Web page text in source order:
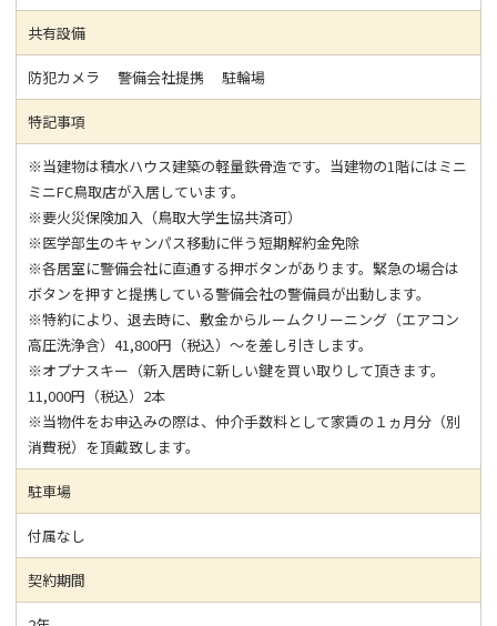
共有設備
防犯カメラ 警備会社提携 駐輪場
特記事項
※当建物は積水ハウス建築の軽量鉄骨造です。当建物の1階にはミニ
ミニFC鳥取店が入居しています。
※要火災保険加入（鳥取大学生協共済可）
※医学部生のキャンパス移動に伴う短期解約金免除
※各居室に警備会社に直通する押ボタンがあります。緊急の場合は
ボタンを押すと提携している警備会社の警備員が出動します。
※特約により、退去時に、敷金からルームクリーニング（エアコン
高圧洗浄含）41,800円（税込）～を差し引きします。
※オプナスキー（新入居時に新しい鍵を買い取りして頂きます。
11,000円（税込）2本
※当物件をお申込みの際は、仲介手数料として家賃の１ヵ月分（別
消費税）を頂戴致します。
駐車場
付属なし
契約期間